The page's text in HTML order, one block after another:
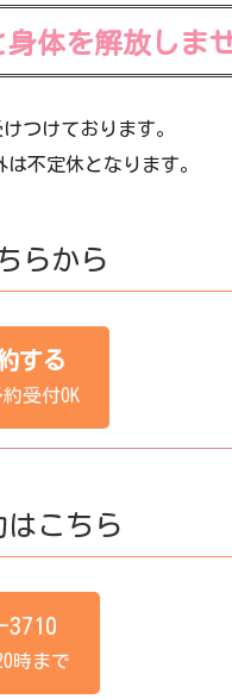
体を解放しま
つけております。
不定休となります。
らから
する
受付OK
はこちら
3710
時まで